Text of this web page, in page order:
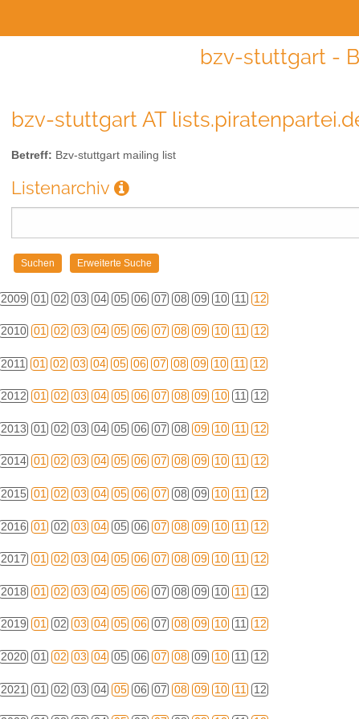
bzv-stuttgart -
bzv-stuttgart AT
Betreff: Bzv-stuttgart mailing list
Listenarchiv
2009 01 02 03 04 05 06 07 08 09 10 11 12
2010 01 02 03 04 05 06 07 08 09 10 11 12
2011 01 02 03 04 05 06 07 08 09 10 11 12
2012 01 02 03 04 05 06 07 08 09 10 11 12
2013 01 02 03 04 05 06 07 08 09 10 11 12
2014 01 02 03 04 05 06 07 08 09 10 11 12
2015 01 02 03 04 05 06 07 08 09 10 11 12
2016 01 02 03 04 05 06 07 08 09 10 11 12
2017 01 02 03 04 05 06 07 08 09 10 11 12
2018 01 02 03 04 05 06 07 08 09 10 11 12
2019 01 02 03 04 05 06 07 08 09 10 11 12
2020 01 02 03 04 05 06 07 08 09 10 11 12
2021 01 02 03 04 05 06 07 08 09 10 11 12